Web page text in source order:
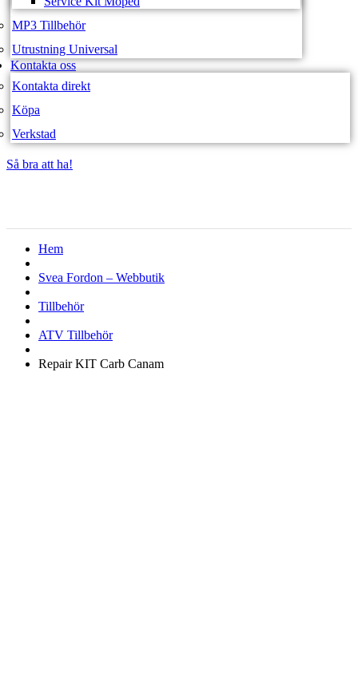
MP3 Tillbehör
Utrustning Universal
Kontakta oss
Kontakta direkt
Köpa
Verkstad
Så bra att ha!
Hem
Svea Fordon – Webbutik
Tillbehör
ATV Tillbehör
Repair KIT Carb Canam